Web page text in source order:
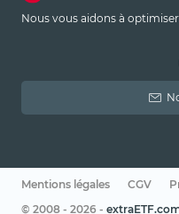
Nous vous aidons à
Mentions légales CGV
© 2008 - 2026 -